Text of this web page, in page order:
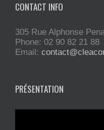
CONTACT INFO
305 Rue Alphonse
Phone: 02 90 82 21 88
Email:
PRÉSENTATION